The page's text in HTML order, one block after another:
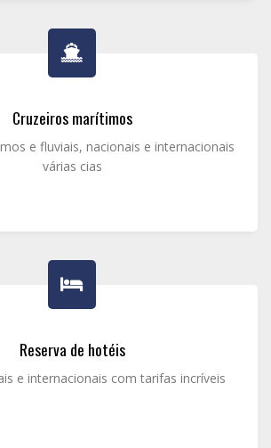
Cruzeiros marítimos
e fluviais, nacionais e internacionais
várias cias
Reserva de hotéis
e internacionais com tarifas incríveis